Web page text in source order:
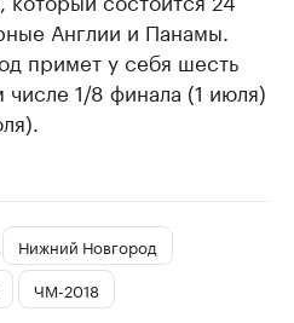
Англии и Панамы.
примет у себя шесть
1/8 финала (1 июля)
Нижний Новгород
ЧМ-2018